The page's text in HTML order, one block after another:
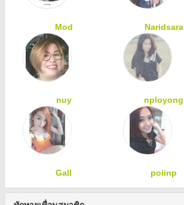
Mod Naridsara
nuy nployong
Gall poiinp